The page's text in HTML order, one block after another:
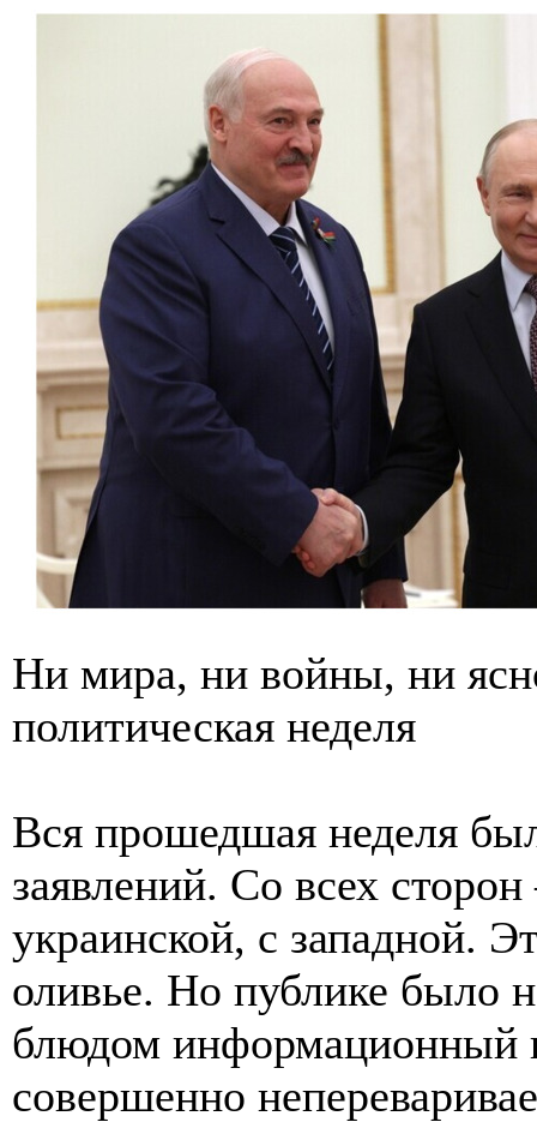
Ни мира, ни войны, ни
политическая неделя
Вся прошедшая неделя
заявлений. Со всех
украинской, с западной.
оливье. Но публике было
блюдом
совершенно